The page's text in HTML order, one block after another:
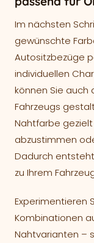
Im nächsten
gewünschte
Autositzbezüge
individuellen
können Sie auch
Fahrzeugs
Nahtfarbe
abzustimmen
Dadurch
zu Ihrem
Experimentieren
Kombinationen
Nahtvarianten –